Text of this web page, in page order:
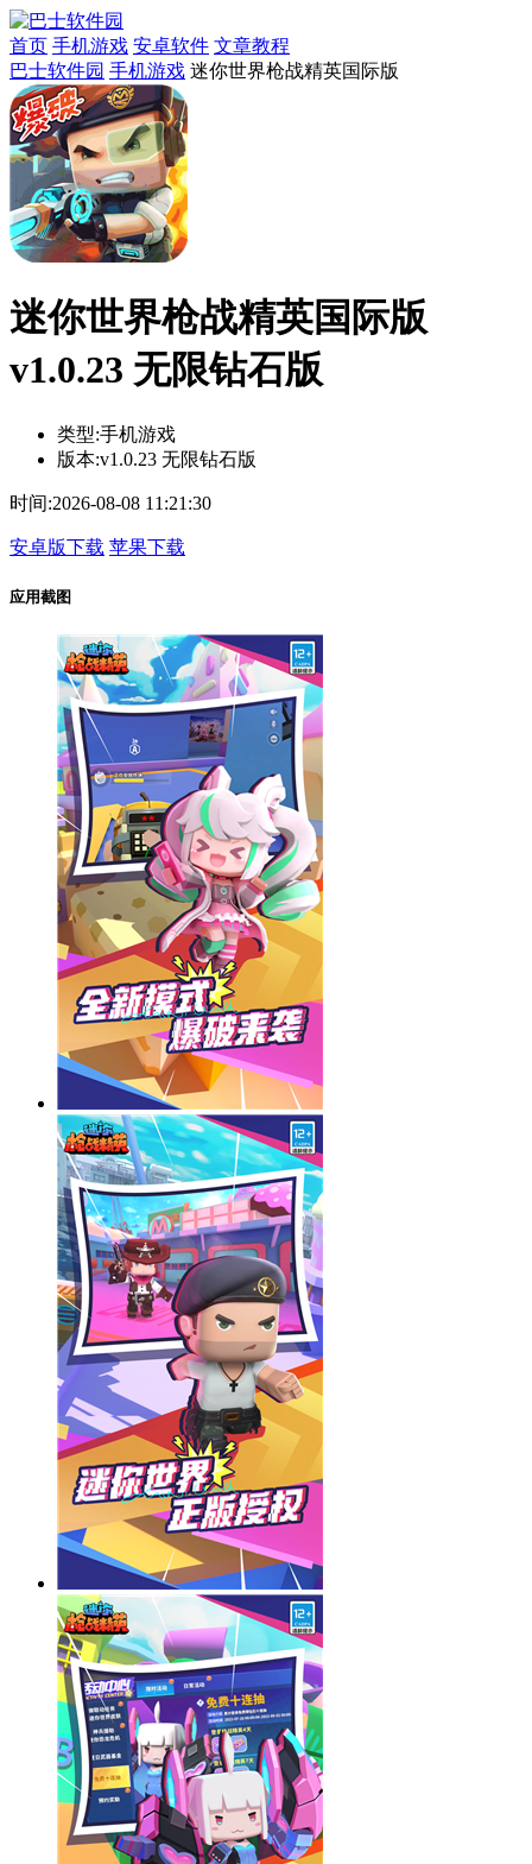
首页 手机游戏 安卓软件 文章教程
巴士软件园 手机游戏 迷你世界枪战精英国际版
迷你世界枪战精英国际版
v1.0.23 无限钻石版
类型:手机游戏
版本:v1.0.23 无限钻石版
时间:2026-08-08 11:21:30
安卓版下载 苹果下载
应用截图